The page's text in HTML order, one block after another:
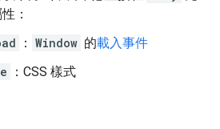
：
： Window 的載入事件
：CSS 樣式